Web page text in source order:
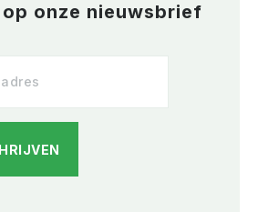
onze nieuwsbrief